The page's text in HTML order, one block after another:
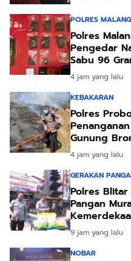
POLRES MALANG
Polres
Pengedar
Sabu 96
4 jam yang lalu
KEBAKARAN
Polres
Gunung
4 jam yang lalu
GERAKAN
Polres Blitar
Pangan
9 jam yang lalu
NOBAR